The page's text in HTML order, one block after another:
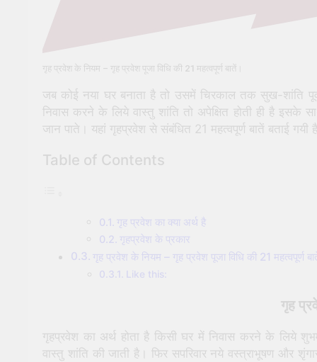
गृह प्रवेश के नियम – गृह प्रवेश पूजा विधि की 21 महत्वपूर्ण बातें।
जब कोई नया घर बनाता है तो उसमें चिरकाल तक सुख-शांति
निवास करने के लिये वास्तु शांति तो अपेक्षित होती ही है इसके
जान पाते। यहां गृहप्रवेश से संबंधित 21 महत्वपूर्ण बातें बताई
Table of Contents
गृह प्रवेश का क्या अर्थ है
गृहप्रवेश के प्रकार
गृह प्रवेश के नियम – गृह प्रवेश पूजा विधि की 21 महत्वपूर्ण
Like this:
गृह
गृहप्रवेश का अर्थ होता है किसी घर में निवास करने के लिये
वास्तु शांति की जाती है। फिर सपरिवार नये वस्त्राभूषण और